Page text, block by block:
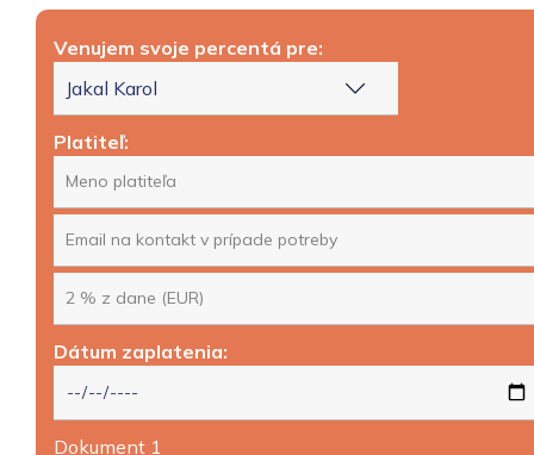
Venujem svoje percentá pre:
Platiteľ:
Dátum zaplatenia:
Dokument 1